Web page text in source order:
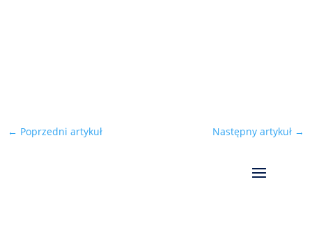
← Poprzedni artykuł Następny artykuł→